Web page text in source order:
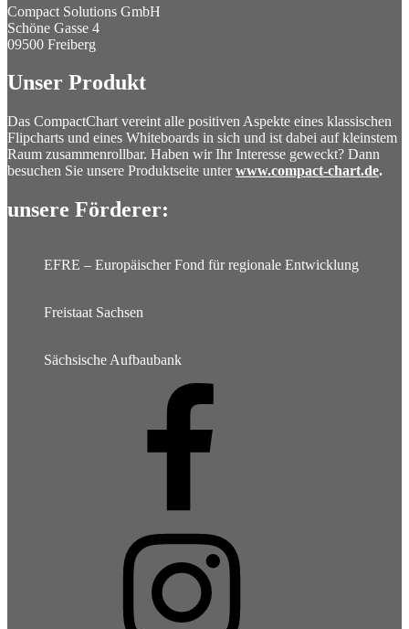
Compact Solutions GmbH
Schöne Gasse 4
09500 Freiberg
Unser Produkt
Das CompactChart vereint alle positiven Aspekte eines klassischen
Flipcharts und eines Whiteboards in sich und ist dabei auf kleinstem
Raum zusammenrollbar. Haben wir Ihr Interesse geweckt? Dann
besuchen Sie unsere Produktseite unterwww.compact-chart.de.
unsere Förderer:
EFRE – Europäischer Fond für regionale Entwicklung
Freistaat Sachsen
Sächsische Aufbaubank